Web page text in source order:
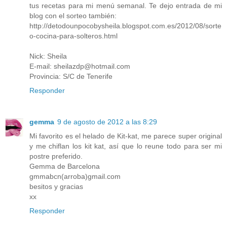
tus recetas para mi menú semanal. Te dejo entrada de mi
blog con el sorteo también:
http://detodounpocobysheila.blogspot.com.es/2012/08/sorte
o-cocina-para-solteros.html
Nick: Sheila
E-mail: sheilazdp@hotmail.com
Provincia: S/C de Tenerife
Responder
gemma 9 de agosto de 2012 a las 8:29
Mi favorito es el helado de Kit-kat, me parece super original
y me chiflan los kit kat, así que lo reune todo para ser mi
postre preferido.
Gemma de Barcelona
gmmabcn(arroba)gmail.com
besitos y gracias
xx
Responder